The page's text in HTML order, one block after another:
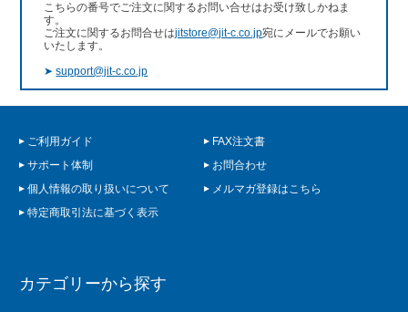
こちらの番号でご注文に関するお問い合せはお受け致しかねま
す。
ご注文に関するお問合せはjitstore@jit-c.co.jp宛にメールでお願い
いたします。
➤support@jit-c.co.jp
ご利用ガイド
FAX注文書
サポート体制
お問合わせ
個人情報の取り扱いについて
メルマガ登録はこちら
特定商取引法に基づく表示
カテゴリーから探す